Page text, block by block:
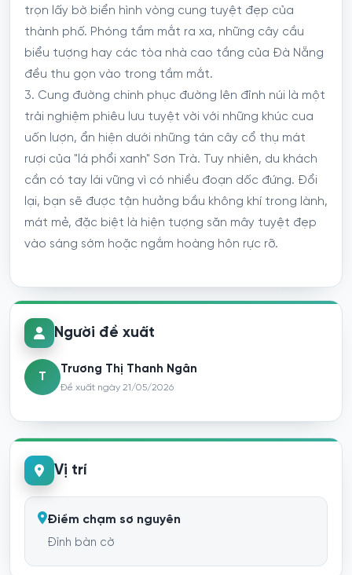
trọn lấy bờ biển hình vòng cung tuyệt đẹp của
thành phố. Phóng tầm mắt ra xa, những cây cầu
biểu tượng hay các tòa nhà cao tầng của Đà Nẵng
đều thu gọn vào trong tầm mắt.
3. Cung đường chinh phục đường lên đỉnh núi là một
trải nghiệm phiêu lưu tuyệt vời với những khúc cua
uốn lượn, ẩn hiện dưới những tán cây cổ thụ mát
rượi của "lá phổi xanh" Sơn Trà. Tuy nhiên, du khách
cần có tay lái vững vì có nhiều đoạn dốc đứng. Đổi
lại, bạn sẽ được tận hưởng bầu không khí trong lành,
mát mẻ, đặc biệt là hiện tượng săn mây tuyệt đẹp
vào sáng sớm hoặc ngắm hoàng hôn rực rỡ.
Người đề xuất
T
Trương Thị Thanh Ngân
Đề xuất ngày 21/05/2026
Vị trí
Điểm chạm sơ nguyên
Đỉnh bàn cờ